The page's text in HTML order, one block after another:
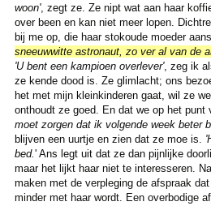
woon', zegt ze. Ze nipt wat aan haar
over been en kan niet meer lopen.
bij me op, die haar stokoude moeder
sneeuwwitte astronaut, zo ver al van de
'U bent een kampioen overlever', zeg ik
ze kende dood is. Ze glimlacht; ons
het met mijn kleinkinderen gaat, wil ze
onthoudt ze goed. En dat we op het punt
moet zorgen dat ik volgende week beter
blijven een uurtje en zien dat ze moe is.
bed. ' Ans legt uit dat ze dan pijnlijke
maar het lijkt haar niet te interesseren.
maken met de verpleging de afspraak
minder met haar wordt. Een overbodige